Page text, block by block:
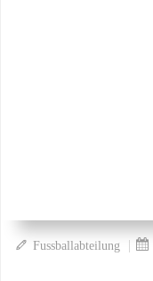
Fussballabteilung |